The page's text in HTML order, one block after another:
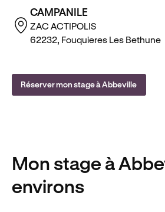
CAMPANILE
ZAC ACTIPOLIS
62232, Fouquieres Les Bethune
Réserver mon stage à Abbeville
Mon stage à
environs